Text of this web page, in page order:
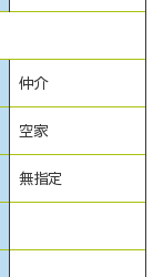
仲介
空家
無指定